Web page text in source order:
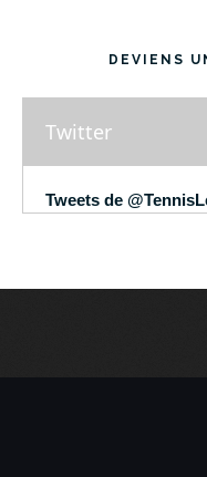
DEVIENS
Twitter
Tweets de